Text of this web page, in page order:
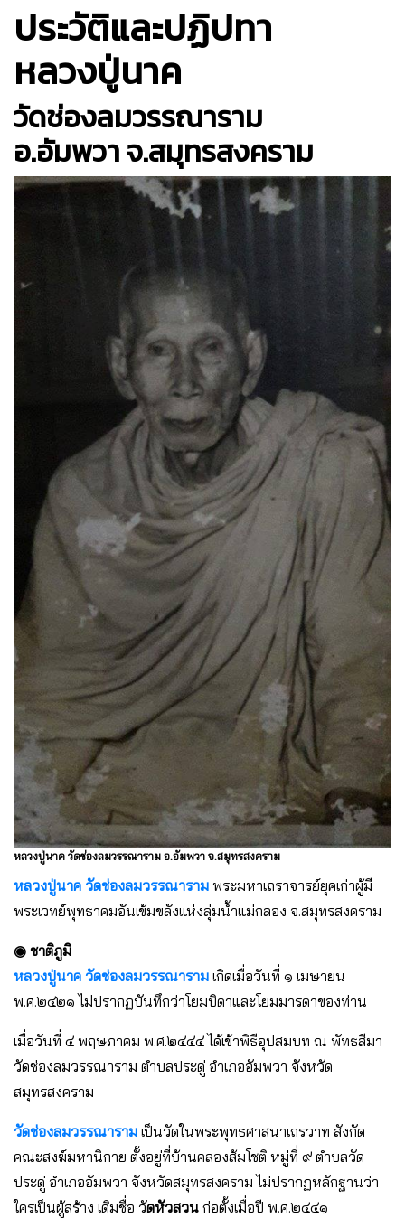
ประวัติและปฏิปทา
หลวงปู่นาค
วัดช่องลมวรรณาราม
อ.อัมพวา จ.สมุทรสงคราม
หลวงปู่นาค วัดช่องลมวรรณาราม อ.อัมพวา จ.สมุทรสงคราม
หลวงปู่นาค วัดช่องลมวรรณาราม พระมหาเถราจารย์ยุคเก่าผู้มี
พระเวทย์พุทธาคมอันเข้มขลังแห่งลุ่มน้ำแม่กลอง จ.สมุทรสงคราม
◉ ชาติภูมิ
หลวงปู่นาค วัดช่องลมวรรณาราม เกิดเมื่อวันที่ ๑ เมษายน
พ.ศ.๒๔๒๑ ไม่ปรากฏบันทึกว่าโยมบิดาและโยมมารดาของท่าน
เมื่อวันที่ ๔ พฤษภาคม พ.ศ.๒๔๔๔ ได้เข้าพิธีอุปสมบท ณ พัทธสีมา
วัดช่องลมวรรณาราม ตำบลประดู่ อำเภออัมพวา จังหวัด
สมุทรสงคราม
วัดช่องลมวรรณาราม เป็นวัดในพระพุทธศาสนาเถรวาท สังกัด
คณะสงฆ์มหานิกาย ตั้งอยู่ที่บ้านคลองส้มโชติ หมู่ที่ ๙ ตำบลวัด
ประดู่ อำเภออัมพวา จังหวัดสมุทรสงคราม ไม่ปรากฏหลักฐานว่า
ใครเป็นผู้สร้าง เดิมชื่อ วัดหัวสวน ก่อตั้งเมื่อปี พ.ศ.๒๔๔๑